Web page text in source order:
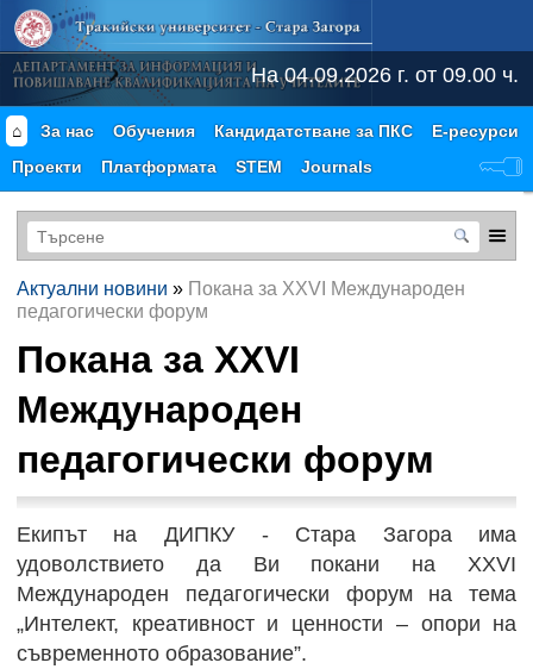
На 04.09.2026 г. от 09.00 ч.
⌂ За нас Обучения Кандидатстване за ПКС
Е-ресурси
Проекти
Платформата STEM Journals
Актуални новини » Покана за XXVI Международен
педагогически форум
Покана за XXVI
Международен
педагогически форум
Екипът на ДИПКУ - Стара Загора има
удоволствието да Ви покани на XXVI
Международен педагогически форум на тема
„Интелект, креативност и ценности – опори на
съвременното образование”.